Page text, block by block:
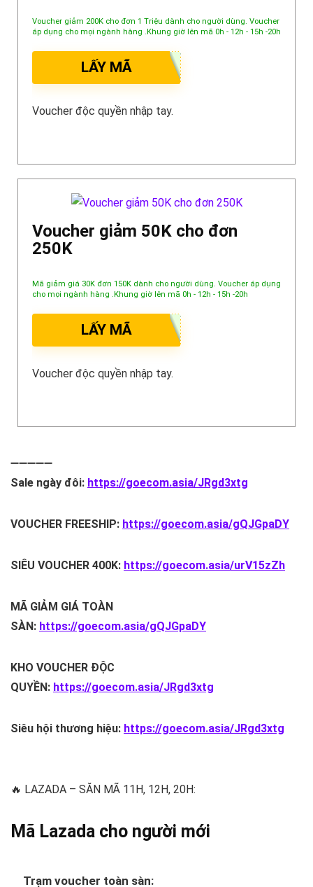
Voucher giảm 200K cho đơn 1 Triệu dành cho người dùng. Voucher
áp dụng cho mọi ngành hàng .Khung giờ lên mã 0h - 12h - 15h -20h
LẤY MÃ
Voucher độc quyền nhập tay.
Voucher giảm 50K cho đơn
250K
Mã giảm giá 30K đơn 150K dành cho người dùng. Voucher áp dụng
cho mọi ngành hàng .Khung giờ lên mã 0h - 12h - 15h -20h
LẤY MÃ
Voucher độc quyền nhập tay.
➖➖➖➖➖
Sale ngày đôi: https://goecom.asia/JRgd3xtg
VOUCHER FREESHIP: https://goecom.asia/gQJGpaDY
SIÊU VOUCHER 400K: https://goecom.asia/urV15zZh
MÃ GIẢM GIÁ TOÀN
SÀN: https://goecom.asia/gQJGpaDY
KHO VOUCHER ĐỘC
QUYỀN: https://goecom.asia/JRgd3xtg
Siêu hội thương hiệu: https://goecom.asia/JRgd3xtg
🔥 LAZADA – SĂN MÃ 11H, 12H, 20H:
Mã Lazada cho người mới
Trạm voucher toàn sàn: